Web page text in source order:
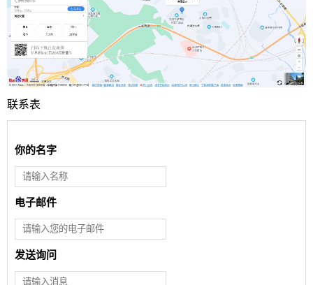
联系表
你的名字
电子邮件
发送询问